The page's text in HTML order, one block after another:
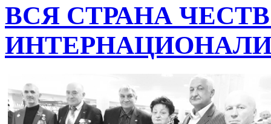
ВСЯ СТРАНА